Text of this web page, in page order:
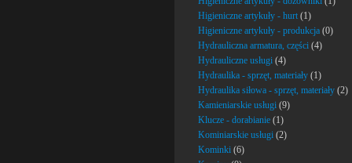
Higieniczne artykuły - hurt (1)
Higieniczne artykuły - produkcja (0)
Hydrauliczna armatura, części (4)
Hydrauliczne usługi (4)
Hydraulika - sprzęt, materiały (1)
Hydraulika siłowa - sprzęt, materiały (2)
Kamieniarskie usługi (9)
Klucze - dorabianie (1)
Kominiarskie usługi (2)
Kominki (6)